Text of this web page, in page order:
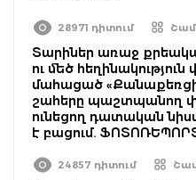
28971 դիտում
Տարիներ առաջ
ու մեծ հեղինակություն
մահացած «Քանաքեռցի
շահերը պաշտպանող
ունեցող դատական
է բացում.
24857 դիտում